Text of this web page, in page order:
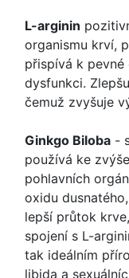
L-arginin
organismu krví,
přispívá k
dysfunkci.
čemuž zvyšuje
Ginkgo Biloba -
používá ke
pohlavních
oxidu
lepší průtok
spojení s L-
tak ideálním
libida a